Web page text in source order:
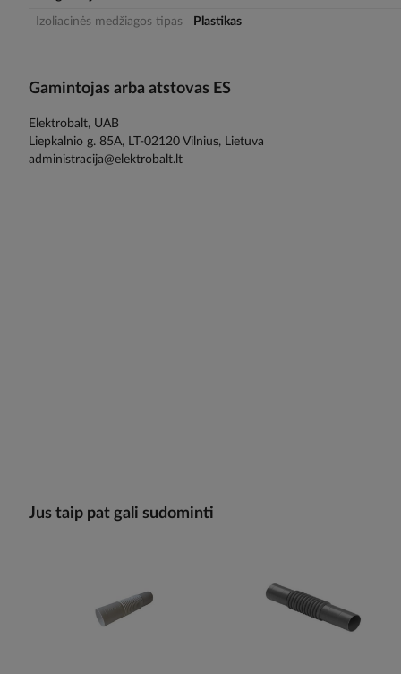
gallery
Izoliacinės medžiagos tipas Plastikas
Gamintojas arba atstovas ES
Elektrobalt, UAB
Liepkalnio g. 85A, LT-02120 Vilnius, Lietuva
administracija@elektrobalt.lt
Jus taip pat gali sudominti